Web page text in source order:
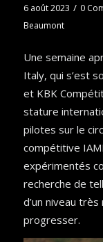
6 août 2023 / 0
Beaumont
Une semaine
Italy, qui s’est
et KBK
stature
pilotes sur le
compétitive
expérimentés
recherche de
d’un niveau
progresser.